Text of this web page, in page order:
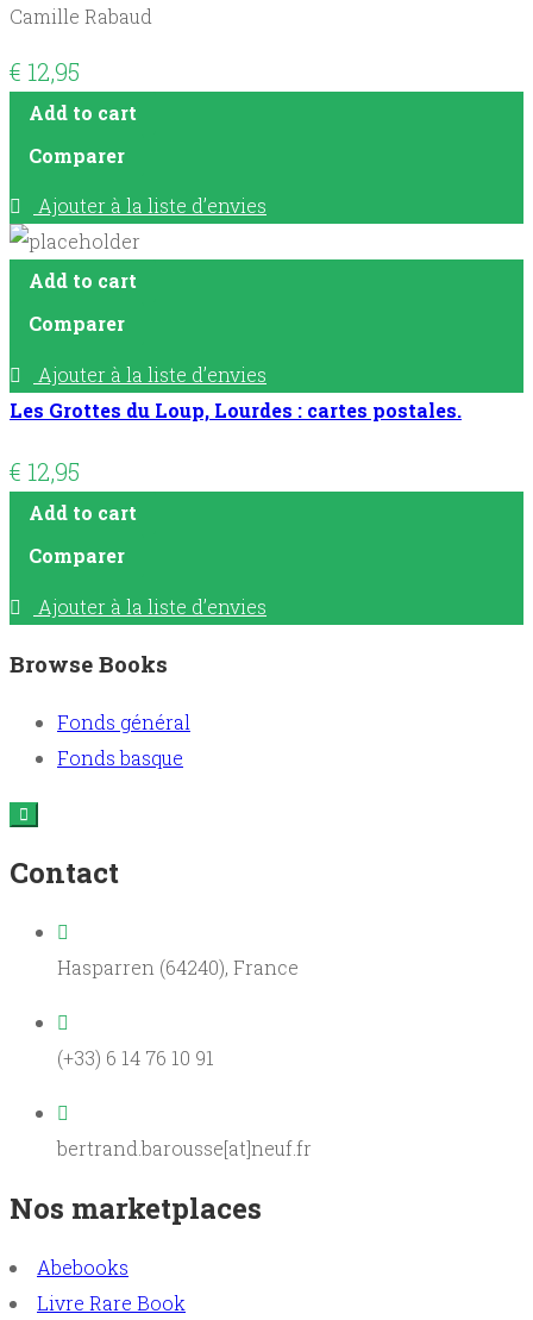
Camille Rabaud
€ 12,95
Add to cart
Comparer
Ajouter à la liste d’envies
Add to cart
Comparer
Ajouter à la liste d’envies
Les Grottes du Loup, Lourdes : cartes postales.
€ 12,95
Add to cart
Comparer
Ajouter à la liste d’envies
Browse Books
Fonds général
Fonds basque
Contact
Hasparren (64240), France
(+33) 6 14 76 10 91
bertrand.barousse[at]neuf.fr
Nos marketplaces
Abebooks
Livre Rare Book